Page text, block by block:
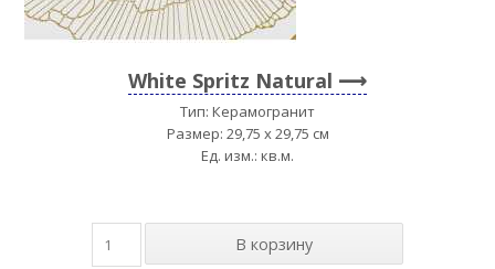
White Spritz Natural
Тип: Керамогранит
Размер: 29,75 x 29,75 см
Ед. изм.: кв.м.